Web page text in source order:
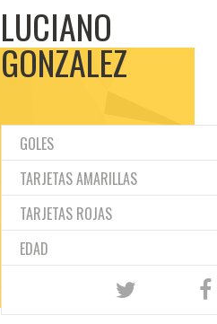
LUCIANO
GONZALEZ
GOLES
TARJETAS AMARILLAS
TARJETAS ROJAS
EDAD